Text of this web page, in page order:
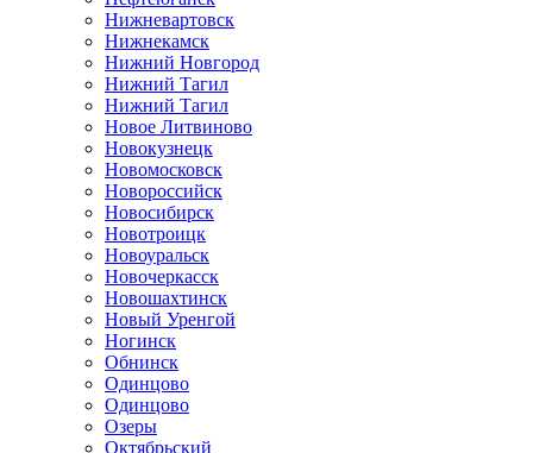
Нижневартовск
Нижнекамск
Нижний Новгород
Нижний Тагил
Нижний Тагил
Новое Литвиново
Новокузнецк
Новомосковск
Новороссийск
Новосибирск
Новотроицк
Новоуральск
Новочеркасск
Новошахтинск
Новый Уренгой
Ногинск
Обнинск
Одинцово
Одинцово
Озеры
Октябрьский